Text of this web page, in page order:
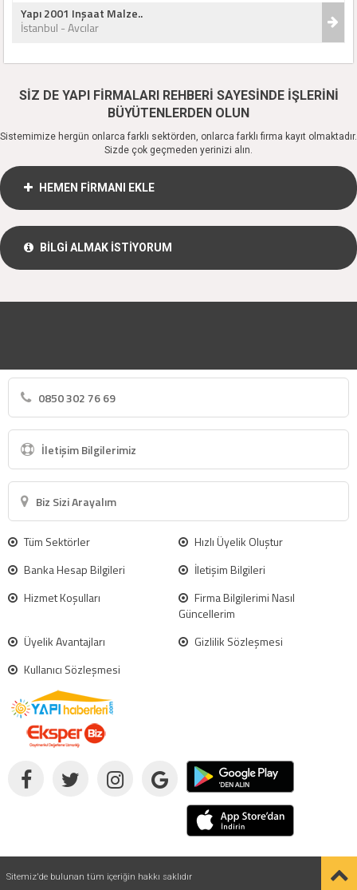
Yapı 2001 Inşaat Malze..
İstanbul - Avcılar
SİZ DE YAPI FİRMALARI REHBERİ SAYESİNDE İŞLERİNİ
BÜYÜTENLERDEN OLUN
Sistemimize hergün onlarca farklı sektörden, onlarca farklı firma kayıt olmaktadır.
Sizde çok geçmeden yerinizi alın.
HEMEN FİRMANI EKLE
BİLGİ ALMAK İSTİYORUM
0850 302 76 69
İletişim Bilgilerimiz
Biz Sizi Arayalım
Tüm Sektörler
Hızlı Üyelik Oluştur
Banka Hesap Bilgileri
İletişim Bilgileri
Hizmet Koşulları
Firma Bilgilerimi Nasıl
Güncellerim
Üyelik Avantajları
Gizlilik Sözleşmesi
Kullanıcı Sözleşmesi
Sitemiz'de bulunan tüm içeriğin hakkı saklıdır